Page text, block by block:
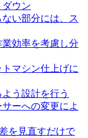
ウン
い部分には、ス
効率を考慮し分
マシン仕上げに
う設計を行う
ーへの変更によ
を見直すだけで